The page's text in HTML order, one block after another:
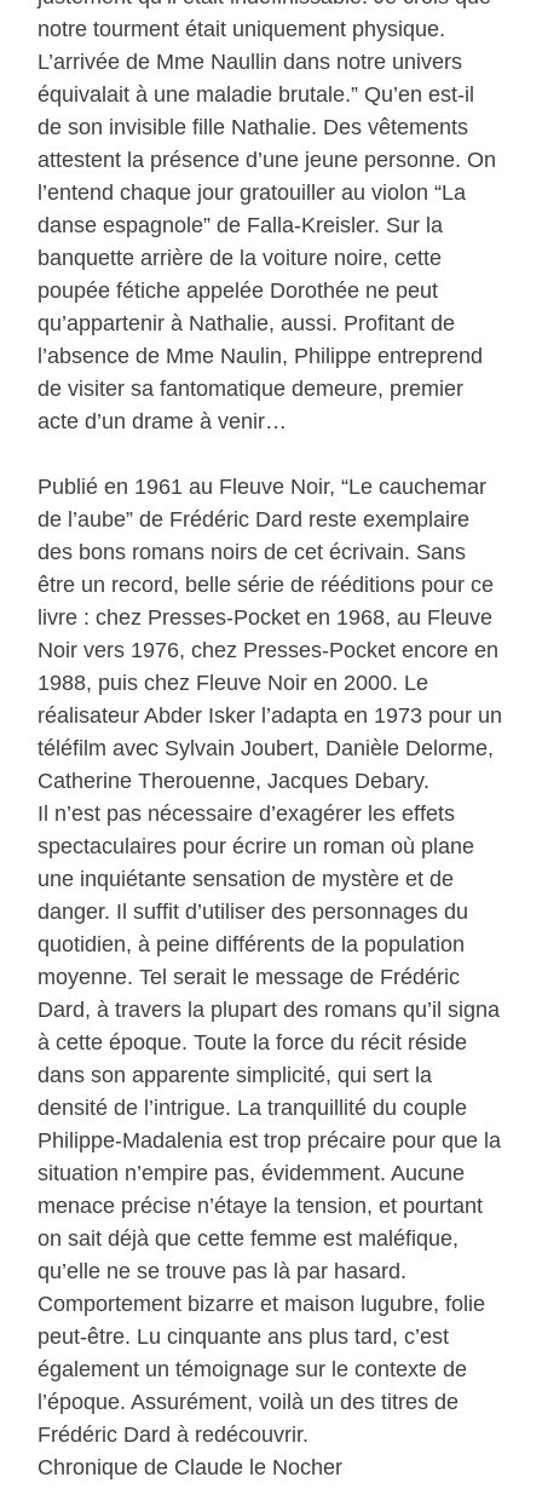
notre tourment était uniquement physique.
L’arrivée de Mme Naullin dans notre univers
équivalait à une maladie brutale.” Qu’en est-il
de son invisible fille Nathalie. Des vêtements
attestent la présence d’une jeune personne. On
l’entend chaque jour gratouiller au violon “La
danse espagnole” de Falla-Kreisler. Sur la
banquette arrière de la voiture noire, cette
poupée fétiche appelée Dorothée ne peut
qu’appartenir à Nathalie, aussi. Profitant de
l’absence de Mme Naulin, Philippe entreprend
de visiter sa fantomatique demeure, premier
acte d’un drame à venir…
Publié en 1961 au Fleuve Noir, “Le cauchemar
de l’aube” de Frédéric Dard reste exemplaire
des bons romans noirs de cet écrivain. Sans
être un record, belle série de rééditions pour ce
livre : chez Presses-Pocket en 1968, au Fleuve
Noir vers 1976, chez Presses-Pocket encore en
1988, puis chez Fleuve Noir en 2000. Le
réalisateur Abder Isker l’adapta en 1973 pour un
téléfilm avec Sylvain Joubert, Danièle Delorme,
Catherine Therouenne, Jacques Debary.
Il n’est pas nécessaire d’exagérer les effets
spectaculaires pour écrire un roman où plane
une inquiétante sensation de mystère et de
danger. Il suffit d’utiliser des personnages du
quotidien, à peine différents de la population
moyenne. Tel serait le message de Frédéric
Dard, à travers la plupart des romans qu’il signa
à cette époque. Toute la force du récit réside
dans son apparente simplicité, qui sert la
densité de l’intrigue. La tranquillité du couple
Philippe-Madalenia est trop précaire pour que la
situation n’empire pas, évidemment. Aucune
menace précise n’étaye la tension, et pourtant
on sait déjà que cette femme est maléfique,
qu’elle ne se trouve pas là par hasard.
Comportement bizarre et maison lugubre, folie
peut-être. Lu cinquante ans plus tard, c’est
également un témoignage sur le contexte de
l’époque. Assurément, voilà un des titres de
Frédéric Dard à redécouvrir.
Chronique de Claude le Nocher